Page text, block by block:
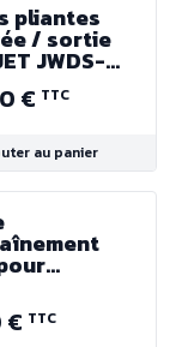
pliantes
/ sortie
JWDS-
JWS-
€ TTC
au panier
JWDS-
- 642 x
€ TTC